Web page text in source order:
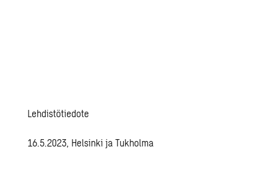
Lehdistötiedote
16.5.2023, Helsinki ja Tukholma